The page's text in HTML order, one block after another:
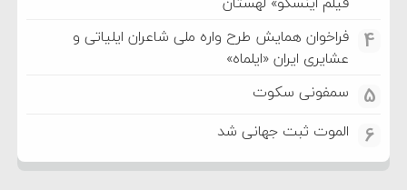
4
فراخوان همایش طرح واره ملی شاعران ایلیاتی و
عشایری ایران «ایلماه»
5 سمفونی سکوت
6 الموت ثبت جهانی شد